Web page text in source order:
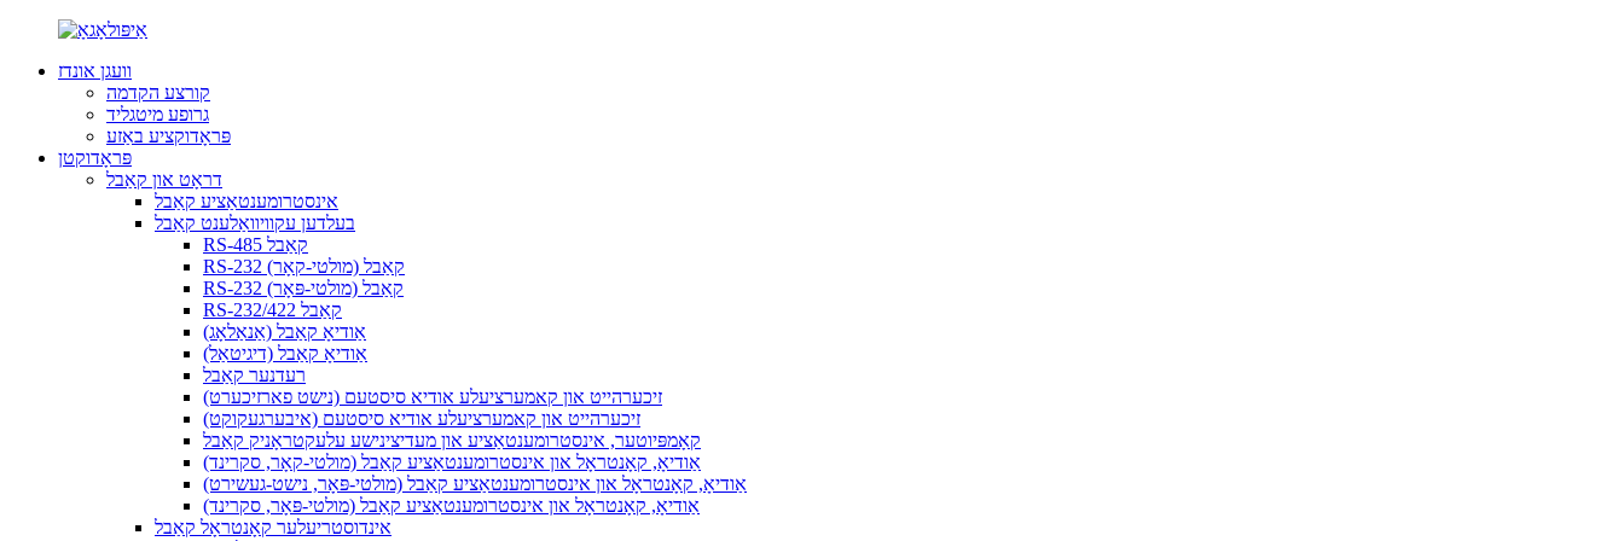
וועגן אונדז
קורצע הקדמה
גרופע מיטגליד
פּראָדוקציע באַזע
פּראָדוקטן
דראָט און קאַבל
אינסטרומענטאַציע קאַבל
בעלדען עקוויוואַלענט קאַבל
RS-485 קאַבל
RS-232 קאַבל (מולטי-קאָר)
RS-232 קאַבל (מולטי-פּאָר)
RS-232/422 קאַבל
אַודיאָ קאַבל (אַנאַלאָג)
אַודיאָ קאַבל (דיגיטאַל)
רעדנער קאַבל
זיכערהייט און קאמערציעלע אודיא סיסטעם (נישט פארזיכערט)
זיכערהייט און קאמערציעלע אודיא סיסטעם (איבערגעקוקט)
קאָמפּיוטער, אינסטרומענטאַציע און מעדיצינישע עלעקטראָניק קאַבל
אַודיאָ, קאָנטראָל און אינסטרומענטאַציע קאַבל (מולטי-קאָר, סקרינד)
אַודיאָ, קאָנטראָל און אינסטרומענטאַציע קאַבל (מולטי-פּאָר, נישט-געשירט)
אַודיאָ, קאָנטראָל און אינסטרומענטאַציע קאַבל (מולטי-פּאָר, סקרינד)
אינדוסטריעלער קאָנטראָל קאַבל